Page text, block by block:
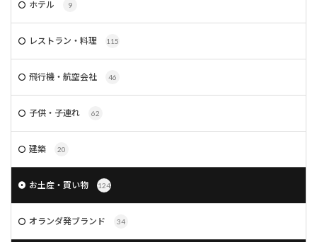
ホテル 9
レストラン・料理 115
飛行機・航空会社 46
子供・子連れ 62
建築 20
お土産・買い物 124
オランダ発ブランド 34